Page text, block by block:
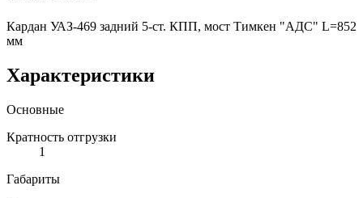
Кардан УАЗ-469 задний 5-ст. КПП, мост Тимкен "АДС" L=852
мм
Характеристики
Основные
Кратность отгрузки
1
Габариты